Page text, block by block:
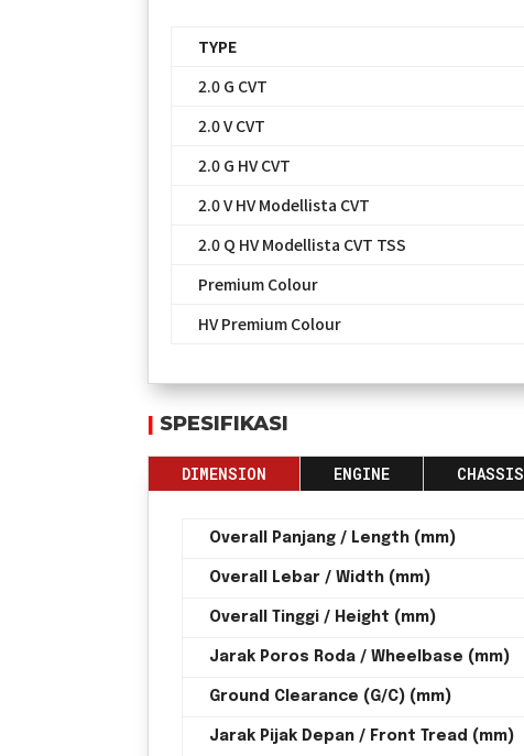
TYPE
2.0 G CVT
2.0 V CVT
2.0 G HV CVT
2.0 V HV Modellista CVT
2.0 Q HV Modellista CVT TSS
Premium Colour
HV Premium Colour
| SPESIFIKASI
DIMENSION ENGINE CHASSIS
Overall Panjang / Length (mm)
Overall Lebar / Width (mm)
Overall Tinggi / Height (mm)
Jarak Poros Roda / Wheelbase (mm)
Ground Clearance (G/C) (mm)
Jarak Pijak Depan / Front Tread (mm)